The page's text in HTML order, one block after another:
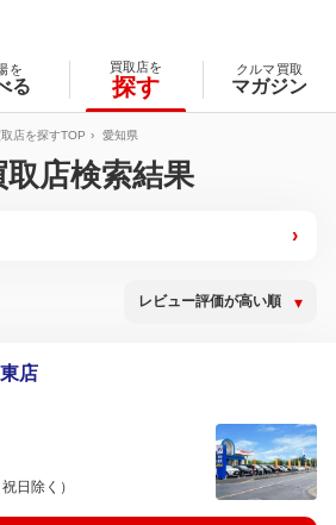
を
る
買取店を
探す
クルマ買取
マガジン
取店を探すTOP 愛知県
店検索結果
›
店
日除く）